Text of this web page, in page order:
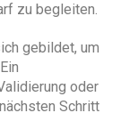
zu begleiten.
gebildet, um
oder
Schritt